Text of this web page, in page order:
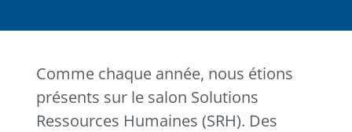
Comme chaque année, nous étions
présents sur le salon Solutions
Ressources Humaines (SRH). Des